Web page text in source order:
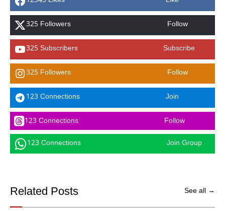
325 Followers Follow
325 Subscribers Subscribe
325 Followers Follow
123 Connections Join
123 Connections Follow
123 Connections Join Group
Related Posts See all →